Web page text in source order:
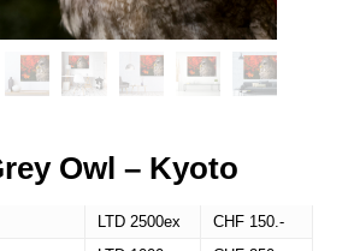
Owl – Kyoto
LTD 2500ex
CHF 150.-